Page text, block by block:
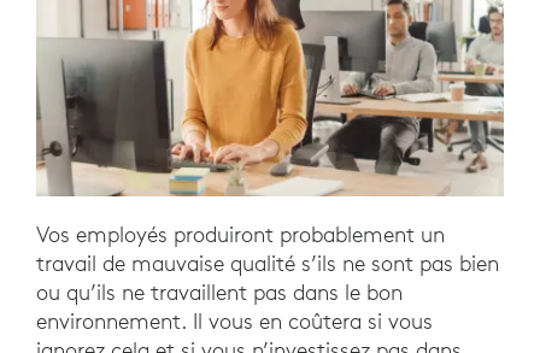
Vos employés produiront probablement un
travail de mauvaise qualité s’ils ne sont pas bien
ou qu’ils ne travaillent pas dans le bon
environnement. Il vous en coûtera si vous